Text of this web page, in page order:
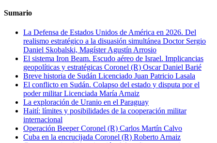
Sumario
La Defensa de Estados Unidos de América en 2026. Del
realismo estratégico a la disuasión simultánea Doctor Sergio
Daniel Skobalski, Magíster Agustín Arrosio
El sistema Iron Beam. Escudo aéreo de Israel. Implicancias
geopolíticas y estratégicas Coronel (R) Oscar Daniel Barié
Breve historia de Sudán Licenciado Juan Patricio Lasala
El conflicto en Sudán. Colapso del estado y disputa por el
poder militarLicenciada María Arnaiz
La exploración de Uranio en el Paraguay
Haití: límites y posibilidades de la cooperación militar
internacional
Operación BeeperCoronel (R) Carlos Martín Calvo
Cuba en la encrucijada Coronel (R) Roberto Arnaiz